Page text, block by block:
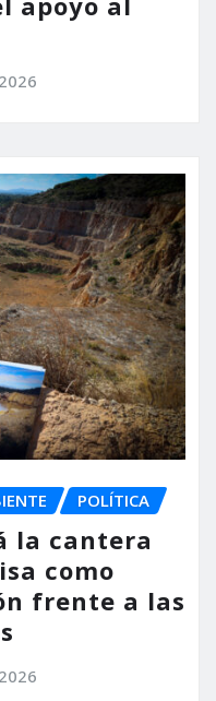
POLÍTICA
la cantera
como
frente a las